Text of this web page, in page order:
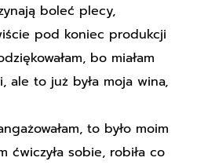
boleć plecy,
pod koniec produkcji
bo miałam
ale to już była moja wina,
to było moim
ćwiczyła sobie, robiła co